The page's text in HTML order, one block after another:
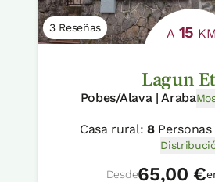
3 Reseñas A 15 KM
Lagun
Pobes/Alava | Araba
Casa rural:8Personas
Desde65,00 €